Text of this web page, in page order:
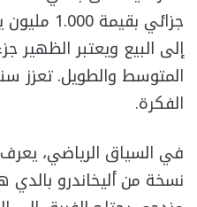
جزائي
إلى البيع ويعتبر الظهير
المتوسط والطويل.
الفكرة.
في السياق الرياضي،
نسخة من أليخاندرو